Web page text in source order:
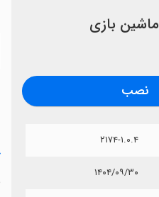
ماشین بازی
نصب
۲۱۷۴-۱.۰.۴
۱۴۰۴/۰۹/۳۰